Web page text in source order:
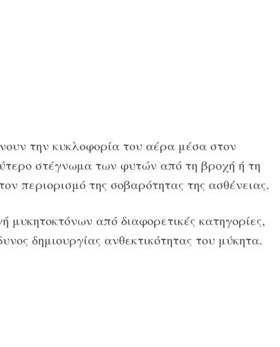
την κυκλοφορία του αέρα μέσα στον
στέγνωμα των φυτών από τη βροχή ή τη
περιορισμό της σοβαρότητας της ασθένειας.
μυκητοκτόνων από διαφορετικές κατηγορίες,
δημιουργίας ανθεκτικότητας του μύκητα.